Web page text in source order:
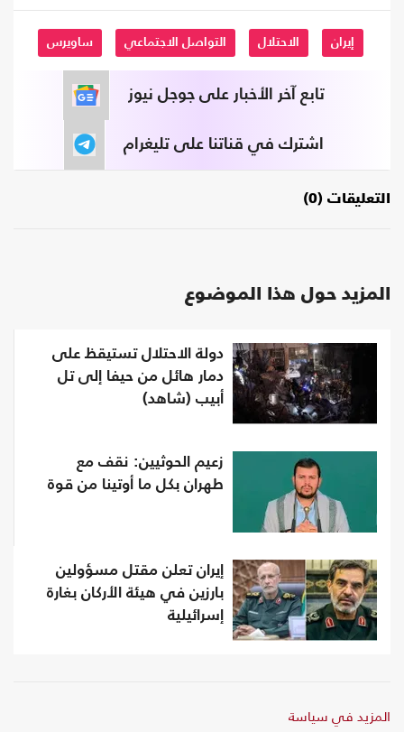
إيران الاحتلال التواصل الاجتماعي ساويرس
تابع آخر الأخبار على جوجل نيوز
اشترك في قناتنا على تليغرام
التعليقات (0)
المزيد حول هذا الموضوع
دولة الاحتلال تستيقظ على
دمار هائل من حيفا إلى تل
أبيب (شاهد)
زعيم الحوثيين: نقف مع
طهران بكل ما أوتينا من قوة
إيران تعلن مقتل مسؤولين
بارزين في هيئة الأركان بغارة
إسرائيلية
المزيد في سياسة